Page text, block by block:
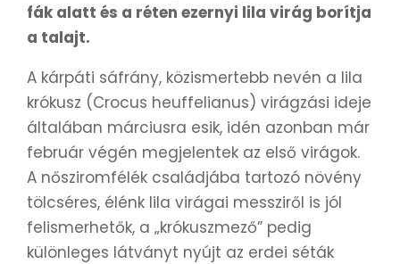
fák alatt és a réten ezernyi lila virág borítja
a talajt.
A kárpáti sáfrány, közismertebb nevén a lila
krókusz (Crocus heuffelianus) virágzási ideje
általában márciusra esik, idén azonban már
február végén megjelentek az első virágok.
A nősziromfélék családjába tartozó növény
tölcséres, élénk lila virágai messziről is jól
felismerhetők, a „krókuszmező” pedig
különleges látványt nyújt az erdei séták